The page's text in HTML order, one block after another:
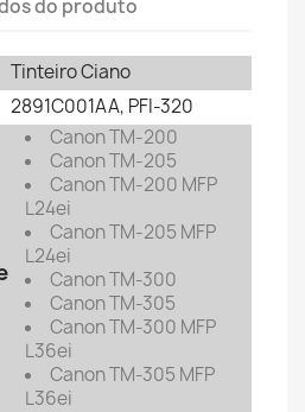
do produto
Tinteiro Ciano
2891C001AA, PFI-320
Canon TM-200
Canon TM-205
Canon TM-200 MFP
L24ei
Canon TM-205 MFP
L24ei
Canon TM-300
Canon TM-305
Canon TM-300 MFP
L36ei
Canon TM-305 MFP
L36ei